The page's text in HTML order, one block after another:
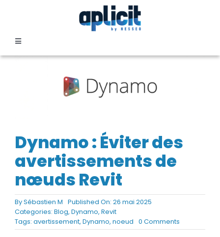
Toggle
Navigation
TEMOIGNAGES
EVENEMENTS
BLOG
Dynamo : Éviter des
avertissements de
nœuds Revit
BySébastien M Published On: 26 mai 2025
Categories: Blog, Dynamo, Revit
Tags: avertissement, Dynamo, noeud 0 Commentson
Dynamo